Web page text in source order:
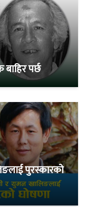
पर्छ
पुरस्कारको